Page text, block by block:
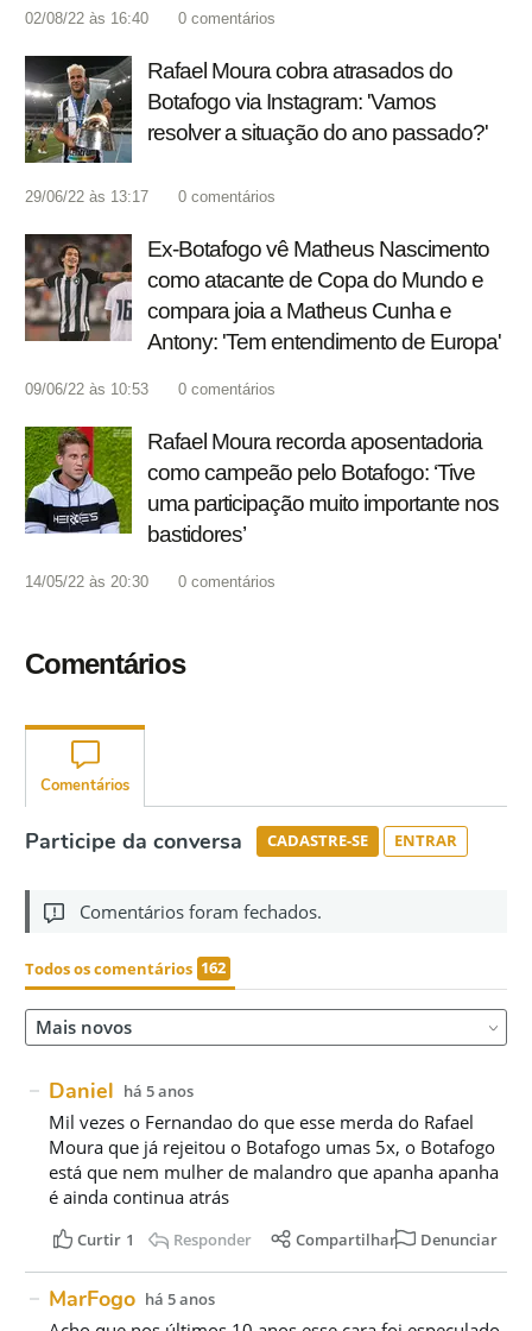
02/08/22 às 16:40 0 comentários
Rafael Moura cobra atrasados do
Botafogo via Instagram: 'Vamos
resolver a situação do ano passado?'
29/06/22 às 13:17 0 comentários
Ex-Botafogo vê Matheus Nascimento
como atacante de Copa do Mundo e
compara joia a Matheus Cunha e
Antony: 'Tem entendimento de Europa'
09/06/22 às 10:53 0 comentários
Rafael Moura recorda aposentadoria
como campeão pelo Botafogo: ‘Tive
uma participação muito importante nos
bastidores’
14/05/22 às 20:30 0 comentários
Comentários